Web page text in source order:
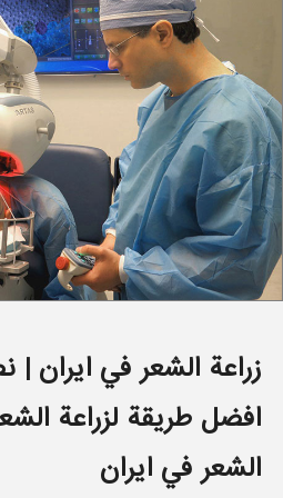
زراعة الشعر في ايران
افضل طريقة لزراعة
الشعر في ايران